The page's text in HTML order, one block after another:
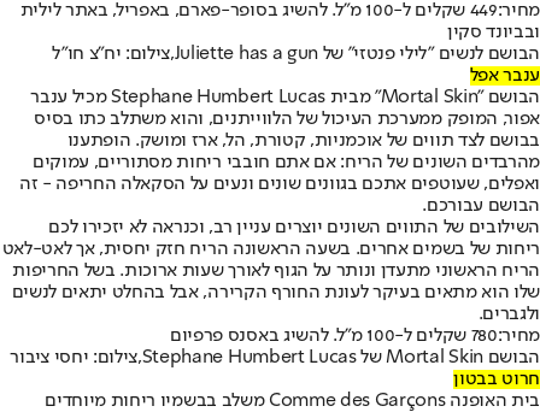
מחיר:
449 שקלים ל-100 מ"ל. להשיג בסופר-פארם, באפריל, באתר לילית
ובביונד סקין
הבושם לנשים "לילי פנטזי" של Juliette has a gun,צילום: יח"צ חו"ל
ענבר אפל
הבושם "Mortal Skin" מבית Stephane Humbert Lucas מכיל ענבר
אפור, המופק ממערכת העיכול של הלווייתנים, והוא משתלב כתו בסיס
בבושם לצד תווים של אוכמניות, קטורת, הל, ארז ומושק. הופתענו
מהרבדים השונים של הריח: אם אתם חובבי ריחות מסתוריים, עמוקים
ואפלים, שעוטפים אתכם בגוונים שונים ונעים על הסקאלה החריפה - זה
הבושם עבורכם.
השילובים של התווים השונים יוצרים עניין רב, וכנראה לא יזכירו לכם
ריחות של בשמים אחרים. בשעה הראשונה הריח חזק יחסית, אך לאט-לאט
הריח הראשוני מתעדן ונותר על הגוף לאורך שעות ארוכות. בשל החריפות
שלו הוא מתאים בעיקר לעונת החורף הקרירה, אבל בהחלט יתאים לנשים
ולגברים.
מחיר:780 שקלים ל-100 מ"ל. להשיג באסנס פרפיום
הבושם Mortal Skin של Stephane Humbert Lucas,צילום: יחסי ציבור
חרוט בבטון
בית האופנה Comme des Garçons משלב בבשמיו ריחות מיוחדים